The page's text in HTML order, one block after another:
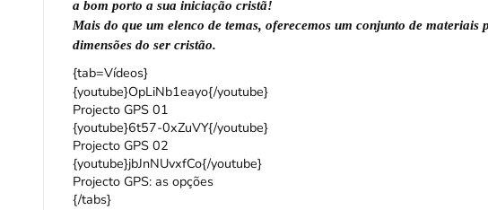
a bom porto a sua iniciação cristã!
Mais do que um elenco de temas, oferecemos um conjunto de
dimensões do ser cristão.
{tab=Vídeos}
{youtube}OpLiNb1eayo{/youtube}
Projecto GPS 01
{youtube}6t57-0xZuVY{/youtube}
Projecto GPS 02
{youtube}jbJnNUvxfCo{/youtube}
Projecto GPS: as opções
{/tabs}